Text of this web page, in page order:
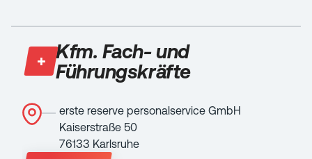
Kfm. Fach- und
Führungskräfte
erste reserve personalservice GmbH
Kaiserstraße 50
76133 Karlsruhe